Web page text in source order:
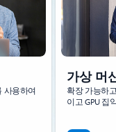
사용하여
가상 머
확장 가능하
이고 GPU 집